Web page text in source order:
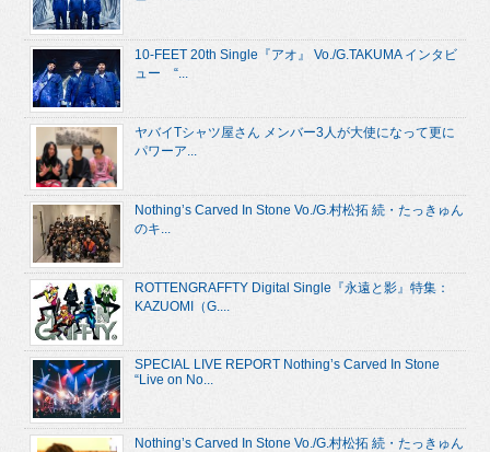
10-FEET 20th Single『アオ』 Vo./G.TAKUMA インタビ
ュー “...
ヤバイTシャツ屋さん メンバー3人が大使になって更に
パワーア...
Nothing’s Carved In Stone Vo./G.村松拓 続・たっきゅん
のキ...
ROTTENGRAFFTY Digital Single『永遠と影』特集：
KAZUOMI（G....
SPECIAL LIVE REPORT Nothing’s Carved In Stone
“Live on No...
Nothing’s Carved In Stone Vo./G.村松拓 続・たっきゅん